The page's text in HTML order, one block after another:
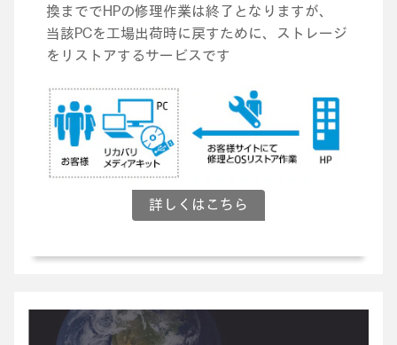
換まででHPの修理作業は終了となりますが、
当該PCを工場出荷時に戻すために、ストレージ
をリストアするサービスです
詳しくはこちら